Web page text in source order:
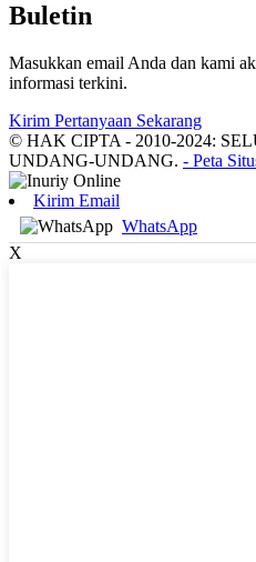
Buletin
Masukkan email Anda dan kami
informasi terkini.
Kirim Pertanyaan Sekarang
© HAK CIPTA - 2010-2024:
UNDANG-UNDANG. - Peta
Kirim Email
WhatsApp
X